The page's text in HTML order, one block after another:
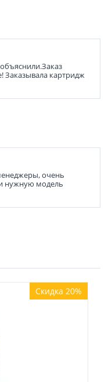
Заказывала картридж
очень
нужную модель
Скидка 20%